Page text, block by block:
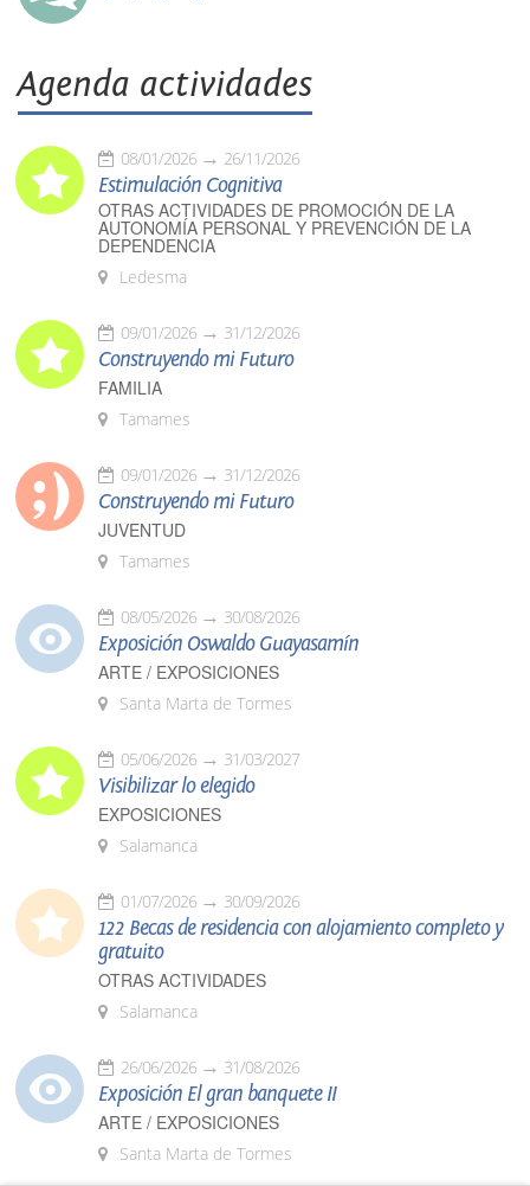
Agenda actividades
08/01/2026 26/11/2026
Estimulación Cognitiva
OTRAS ACTIVIDADES DE PROMOCIÓN DE LA
AUTONOMÍA PERSONAL Y PREVENCIÓN DE LA
DEPENDENCIA
Ledesma
09/01/2026 31/12/2026
Construyendo mi Futuro
FAMILIA
Tamames
09/01/2026 31/12/2026
Construyendo mi Futuro
JUVENTUD
Tamames
08/05/2026 30/08/2026
Exposición Oswaldo Guayasamín
ARTE / EXPOSICIONES
Santa Marta de Tormes
05/06/2026 31/03/2027
Visibilizar lo elegido
EXPOSICIONES
Salamanca
01/07/2026 30/09/2026
122 Becas de residencia con alojamiento completo y
gratuito
OTRAS ACTIVIDADES
Salamanca
26/06/2026 31/08/2026
Exposición El gran banquete II
ARTE / EXPOSICIONES
Santa Marta de Tormes